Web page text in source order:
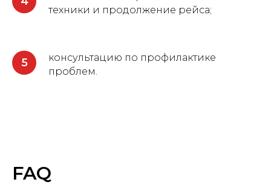
техники и продолжение рейса;
консультацию по профилактике
проблем.
FAQ